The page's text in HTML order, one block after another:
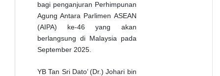
bagi penganjuran Perhimpunan
Agung Antara Parlimen ASEAN
(AIPA) ke-46 yang akan
berlangsung di Malaysia pada
September 2025.
YB Tan Sri Dato’ (Dr.) Johari bin